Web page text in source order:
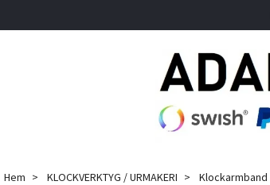
Hem KLOCKVERKTYG / URMAKERI Klockarmband